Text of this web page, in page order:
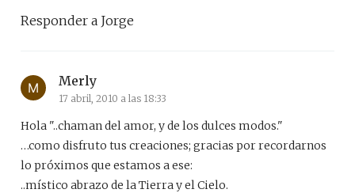
Responder a Jorge
Merly
17 abril, 2010 a las 18:33
Hola "..chaman del amor, y de los dulces modos."
…como disfruto tus creaciones; gracias por recordarnos
lo próximos que estamos a ese:
..místico abrazo de la Tierra y el Cielo.